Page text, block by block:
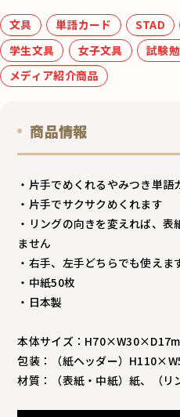
文具 単語カード STAD
学生文具
女子文具 試験
メディア紹介商品
商品情報
・片手でめくれるやみつき単語
・片手でサクサクめくれます
・リングの向きを変えれば、
ません
・右手、左手どちらでも使えま
・中紙50枚
・日本製
本体サイズ：
包装：（紙ヘッダー）
材質：（表紙・中紙）紙、（リ